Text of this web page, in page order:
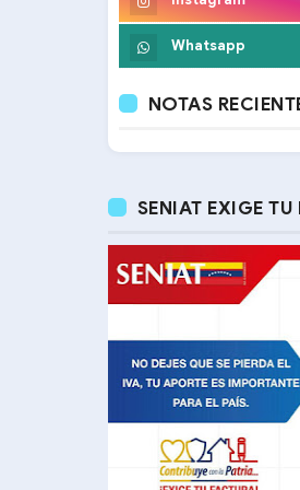
Whatsapp
NOTAS
SENIAT EXIGE TU